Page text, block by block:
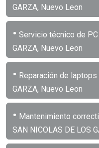
GARZA, Nuevo Leon
• Servicio técnico de PC
GARZA, Nuevo Leon
• Reparación de laptops
GARZA, Nuevo Leon
• Mantenimiento
SAN NICOLAS DE LOS